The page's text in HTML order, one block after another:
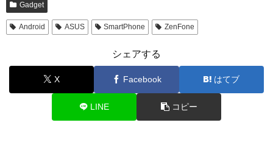
Gadget
Android ASUS SmartPhone ZenFone
シェアする
X Facebook はてブ
LINE コピー